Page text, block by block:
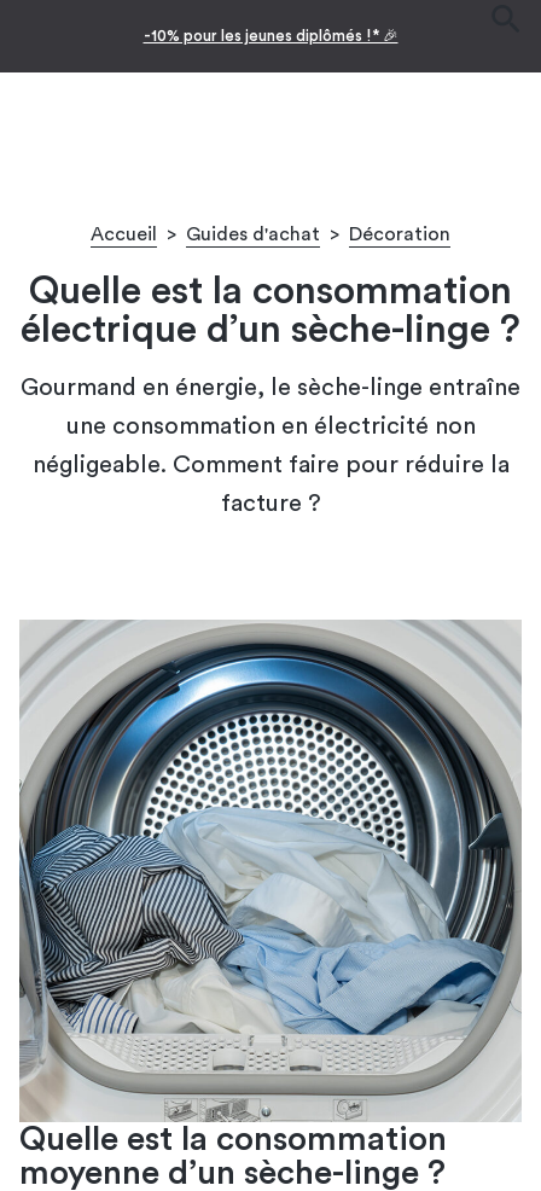
Facilitez vos achats avec le paiement en 10x
Accueil > Guides d'achat > Décoration
Quelle est la consommation
électrique d’un sèche-linge ?
Gourmand en énergie, le sèche-linge entraîne
une consommation en électricité non
négligeable. Comment faire pour réduire la
facture ?
Quelle est la consommation
moyenne d’un sèche-linge ?